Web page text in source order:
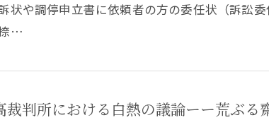
状や調停申立書に依頼者の方の委任状（訴訟
…
裁判所における白熱の議論ーー荒ぶる